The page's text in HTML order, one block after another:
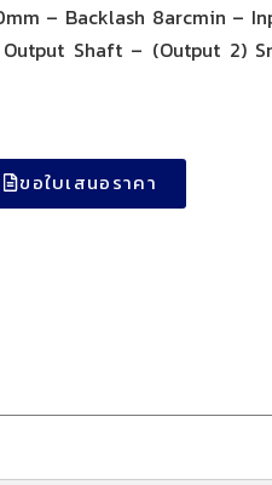
– Backlash 8arcmin –
Shaft – (Output 2)
ขอใบเสนอราคา